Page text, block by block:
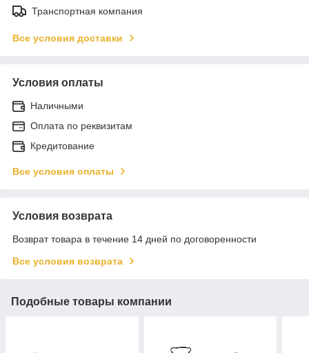
Транспортная компания
Все условия доставки
Условия оплаты
Наличными
Оплата по реквизитам
Кредитование
Все условия оплаты
Условия возврата
Возврат товара в течение 14 дней по договоренности
Все условия возврата
Подобные товары компании